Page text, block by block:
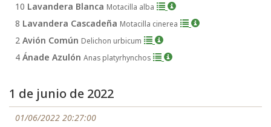
10 Lavandera Blanca Motacilla alba
8 Lavandera Cascadeña Motacilla cinerea
2 Avión Común Delichon urbicum
4 Ánade Azulón Anas platyrhynchos
1 de junio de 2022
01/06/2022 20:27:00